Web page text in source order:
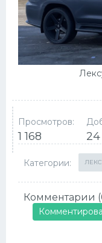
Просмотров:
1 168
Категории:
Комментарии